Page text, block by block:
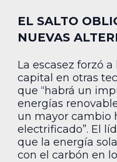
EL SALTO
NUEVAS
La escasez forzó
capital en otras
que “habrá un
energías
un mayor cambio
electrificado”. El
que la energía
con el carbón en